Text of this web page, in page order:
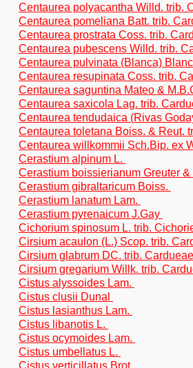
Centaurea polyacantha Willd. trib.
Centaurea pomeliana Batt. trib.
Centaurea prostrata Coss. trib.
Centaurea pubescens Willd. trib.
Centaurea pulvinata (Blanca)
Centaurea resupinata Coss. trib.
Centaurea saguntina Mateo &
Centaurea saxicola Lag. trib.
Centaurea tendudaica (Rivas
Centaurea toletana Boiss. & Reut.
Centaurea willkommii Sch.Bip. ex
Cerastium alpinum L.
Cerastium boissierianum Greuter
Cerastium gibraltaricum Boiss.
Cerastium lanatum Lam.
Cerastium pyrenaicum J.Gay
Cichorium spinosum L. trib.
Cirsium acaulon (L.) Scop. trib.
Cirsium glabrum DC. trib. Cardueae
Cirsium gregarium Willk. trib.
Cistus alyssoides Lam.
Cistus clusii Dunal
Cistus lasianthus Lam.
Cistus libanotis L.
Cistus ocymoides Lam.
Cistus umbellatus L.
Cistus verticillatus Brot.